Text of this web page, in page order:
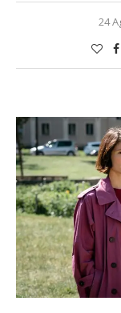
24